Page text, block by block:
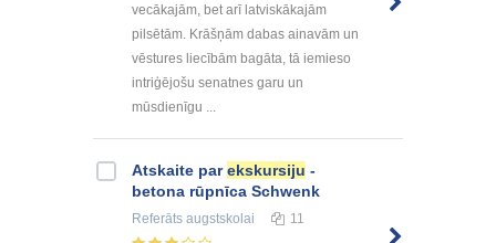
vecākajām, bet arī latviskākajām
pilsētām. Krāšņām dabas ainavām un
vēstures liecībām bagāta, tā iemieso
intriģējošu senatnes garu un
mūsdienīgu ...
Atskaite parekskursiju -
betona rūpnīca Schwenk
Referāts augstskolai 11